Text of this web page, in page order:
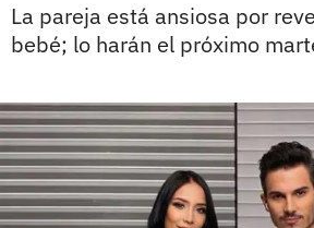
La pareja está ansiosa por
bebé; lo harán el próximo